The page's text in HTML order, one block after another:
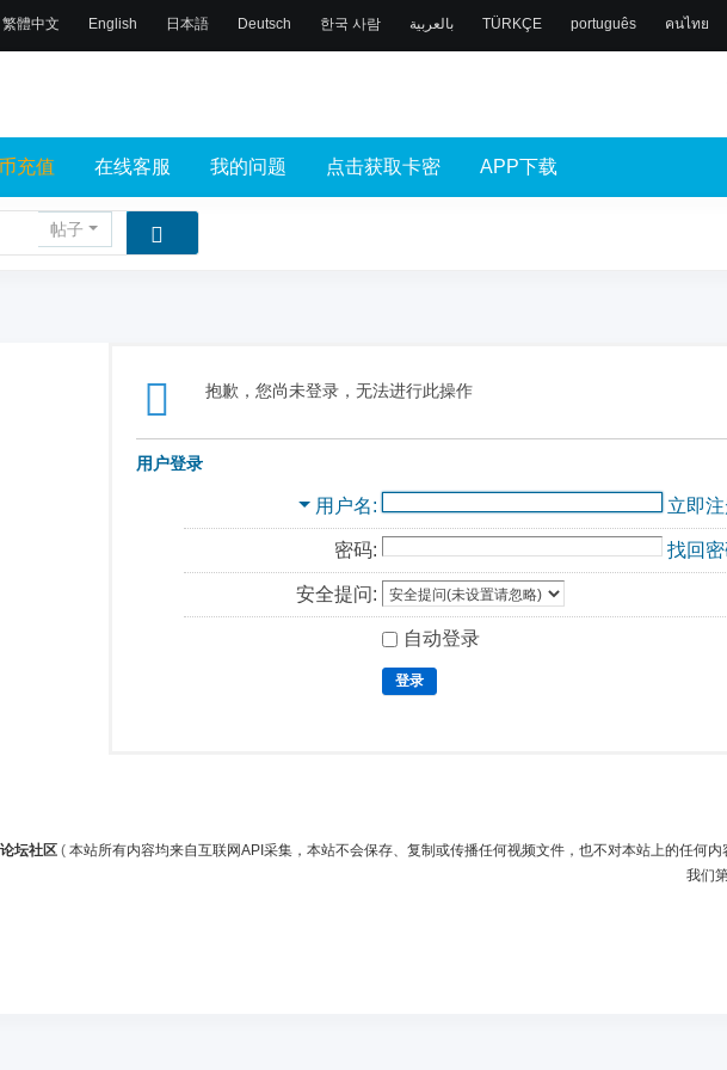
繁體中文 English 日本語 Deutsch 한국 사람 بالعربية TÜRKÇE português คนไทย
充值 在线客服 我的问题 点击获取卡密 APP下载
帖子
抱歉，您尚未登录，无法进行此操作
用户登录
用户名 立即
密码: 找回
安全提问:
自动登录
登录
坛社区 ( 本站所有内容均来自互联网API采集，本站不会保存、复制或传播任何视频文件，也不对本站上的任何
我们